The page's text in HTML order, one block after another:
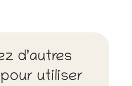
d’autres
utiliser